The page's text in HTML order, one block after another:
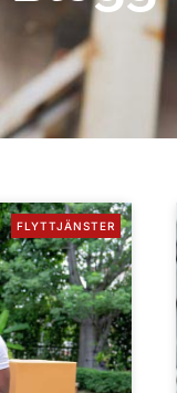
FLYTTJÄNSTER